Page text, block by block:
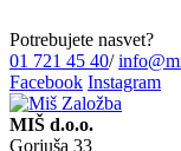
Potrebujete nasvet?
01 721 45 40/
Facebook Instagram
MIŠ d.o.o.
Gorjuša 33